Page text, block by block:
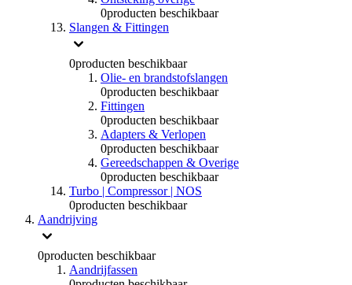
0producten beschikbaar
Slangen & Fittingen
0producten beschikbaar
Olie- en brandstofslangen
0producten beschikbaar
Fittingen
0producten beschikbaar
Adapters & Verlopen
0producten beschikbaar
Gereedschappen & Overige
0producten beschikbaar
Turbo | Compressor | NOS
0producten beschikbaar
Aandrijving
0producten beschikbaar
Aandrijfassen